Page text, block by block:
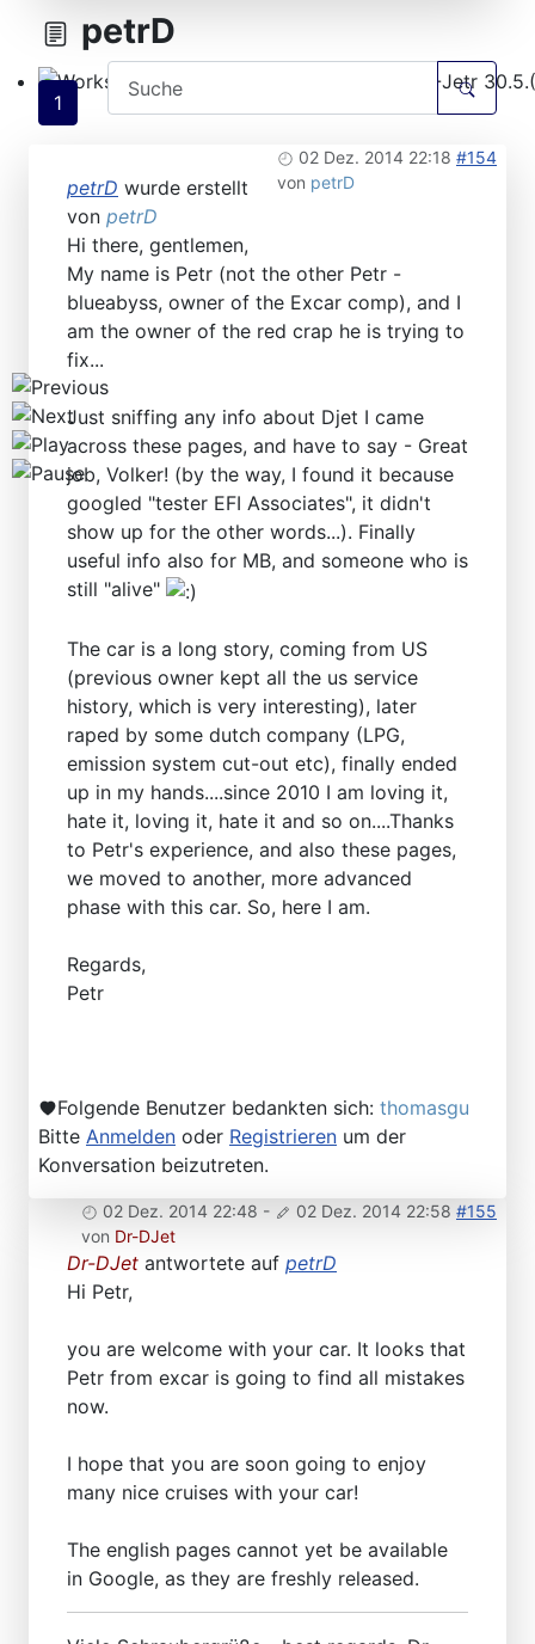
Workshops D-Jetr 20.6.(ER)/29.8.(F) - KA-Jetr
petrD
1
02 Dez. 2014 22:18 #154
von petrD
petrD wurde erstellt
von petrD
Hi there, gentlemen,
My name is Petr (not the other Petr -
blueabyss, owner of the Excar comp), and I
am the owner of the red crap he is trying to
fix...
Just sniffing any info about Djet I came
across these pages, and have to say - Great
job, Volker! (by the way, I found it because
googled "tester EFI Associates", it didn't
show up for the other words...). Finally
useful info also for MB, and someone who is
still "alive"
The car is a long story, coming from US
(previous owner kept all the us service
history, which is very interesting), later
raped by some dutch company (LPG,
emission system cut-out etc), finally ended
up in my hands....since 2010 I am loving it,
hate it, loving it, hate it and so on....Thanks
to Petr's experience, and also these pages,
we moved to another, more advanced
phase with this car. So, here I am.
Regards,
Petr
Folgende Benutzer bedankten sich: thomasgu
Bitte Anmelden oder Registrieren um der
Konversation beizutreten.
02 Dez. 2014 22:48 - 02 Dez. 2014 22:58 #155
von Dr-DJet
Dr-DJet antwortete auf petrD
Hi Petr,
you are welcome with your car. It looks that
Petr from excar is going to find all mistakes
now.
I hope that you are soon going to enjoy
many nice cruises with your car!
The english pages cannot yet be available
in Google, as they are freshly released.